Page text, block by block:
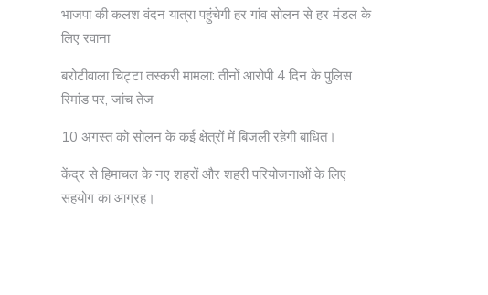
भाजपा की कलश वंदन यात्रा पहुंचेगी हर गांव सोलन से हर मंडल के
लिए रवाना
बरोटीवाला चिट्टा तस्करी मामला: तीनों आरोपी 4 दिन के पुलिस
रिमांड पर, जांच तेज
10 अगस्त को सोलन के कई क्षेत्रों में बिजली रहेगी बाधित।
केंद्र से हिमाचल के नए शहरों और शहरी परियोजनाओं के लिए
सहयोग का आग्रह।